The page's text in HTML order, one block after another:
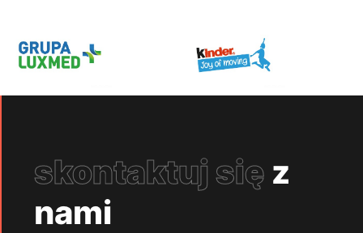
skontaktuj się z
nami